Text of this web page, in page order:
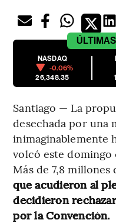
ÚLTIMAS
NASDAQ
-0.06%
26,348.35
Santiago — La
desechada por una
inimaginablemente
volcó este domingo
Más de 7,8
que acudieron al
decidieron
por la Convención.